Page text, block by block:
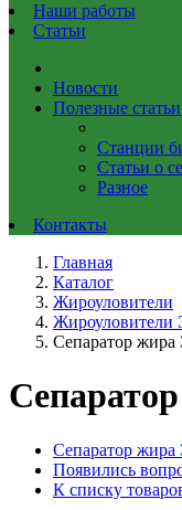
Наши работы
Статьи
Новости
Полезные статьи
Станции
Статьи о
Разное
Контакты
Главная
Каталог
Жироуловители
Жироуловители
Сепаратор жира
Сепаратор жира
Появились
К списку